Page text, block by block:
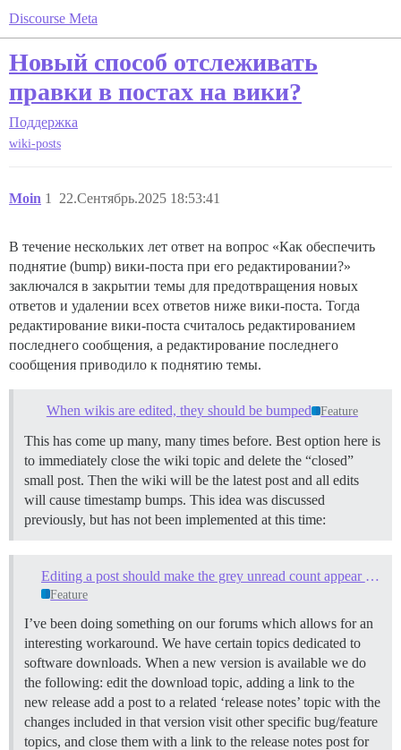
Discourse Meta
Новый способ отслеживать
правки в постах на вики?
Поддержка
wiki-posts
Moin 22.Сентябрь.2025 18:53:41
1
В течение нескольких лет ответ на вопрос «Как обеспечить
поднятие (bump) вики-поста при его редактировании?»
заключался в закрытии темы для предотвращения новых
ответов и удалении всех ответов ниже вики-поста. Тогда
редактирование вики-поста считалось редактированием
последнего сообщения, а редактирование последнего
сообщения приводило к поднятию темы.
When wikis are edited, they should be bumped Feature
This has come up many, many times before. Best option here is
to immediately close the wiki topic and delete the “closed”
small post. Then the wiki will be the latest post and all edits
will cause timestamp bumps. This idea was discussed
previously, but has not been implemented at this time:
Editing a post should make the grey unread count appear in the topic list
Feature
I’ve been doing something on our forums which allows for an
interesting workaround. We have certain topics dedicated to
software downloads. When a new version is available we do
the following: edit the download topic, adding a link to the
new release add a post to a related ‘release notes’ topic with the
changes included in that version visit other specific bug/feature
topics, and close them with a link to the release notes post for